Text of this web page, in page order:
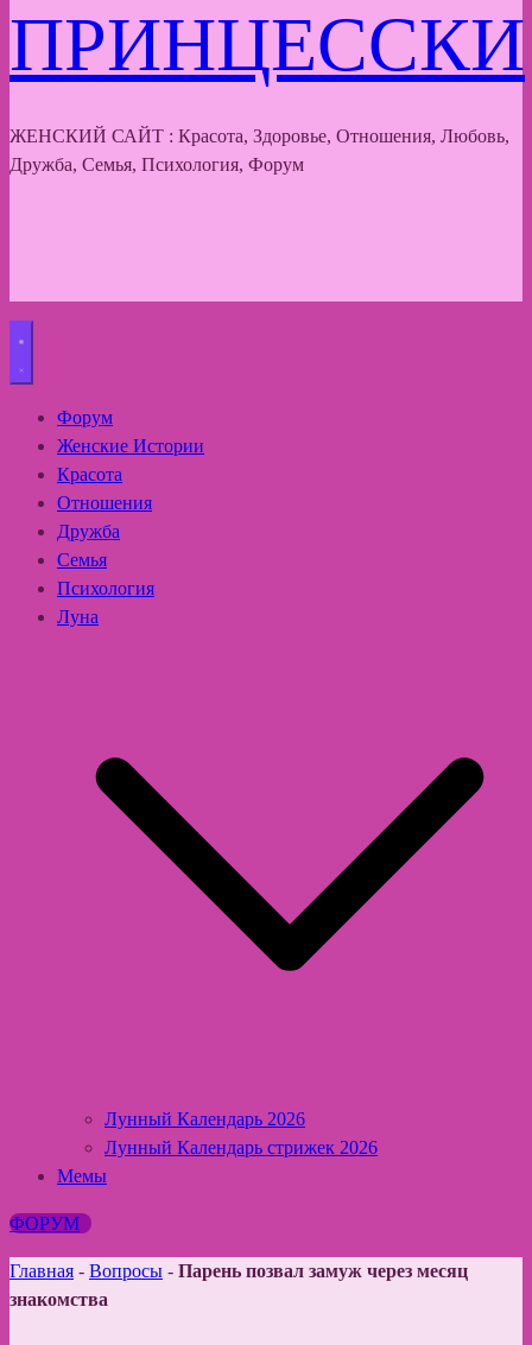
ПРИНЦЕССКИ
ЖЕНСКИЙ САЙТ : Красота, Здоровье, Отношения, Любовь,
Дружба, Семья, Психология, Форум
Форум
Женские Истории
Красота
Отношения
Дружба
Семья
Психология
Луна
Лунный Календарь 2026
Лунный Календарь стрижек 2026
Мемы
ФОРУМ
Главная - Вопросы - Парень позвал замуж через месяц
знакомства